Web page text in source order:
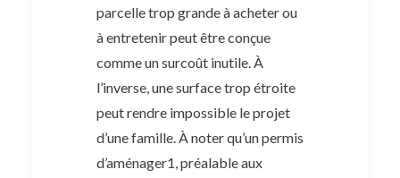
parcelle trop grande à acheter ou
à entretenir peut être conçue
comme un surcoût inutile. À
l’inverse, une surface trop étroite
peut rendre impossible le projet
d’une famille. À noter qu’un permis
d’aménager1, préalable aux